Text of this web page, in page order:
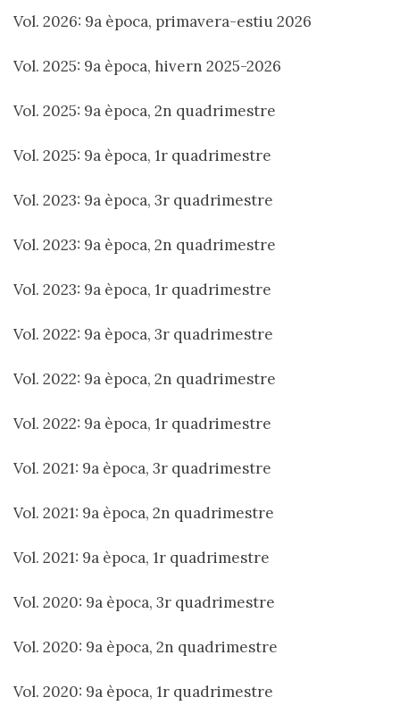
Vol. 2026: 9a època, primavera-estiu 2026
Vol. 2025: 9a època, hivern 2025-2026
Vol. 2025: 9a època, 2n quadrimestre
Vol. 2025: 9a època, 1r quadrimestre
Vol. 2023: 9a època, 3r quadrimestre
Vol. 2023: 9a època, 2n quadrimestre
Vol. 2023: 9a època, 1r quadrimestre
Vol. 2022: 9a època, 3r quadrimestre
Vol. 2022: 9a època, 2n quadrimestre
Vol. 2022: 9a època, 1r quadrimestre
Vol. 2021: 9a època, 3r quadrimestre
Vol. 2021: 9a època, 2n quadrimestre
Vol. 2021: 9a època, 1r quadrimestre
Vol. 2020: 9a època, 3r quadrimestre
Vol. 2020: 9a època, 2n quadrimestre
Vol. 2020: 9a època, 1r quadrimestre